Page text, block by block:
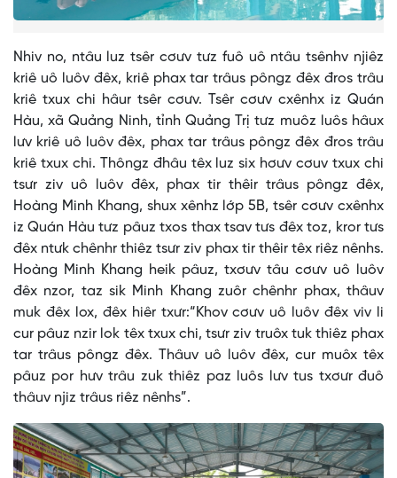
Nhiv no, ntâu luz tsêr cơưv tưz fuô uô ntâu tsênhv njiêz
kriê uô luôv đêx, kriê phax tar trâus pôngz đêx đros trâu
kriê txux chi hâur tsêr cơưv. Tsêr cơưv cxênhx iz Quán
Hàu, xã Quảng Ninh, tỉnh Quảng Trị tưz muôz luôs hâux
lưv kriê uô luôv đêx, phax tar trâus pôngz đêx đros trâu
kriê txux chi. Thôngz đhâu têx luz six hơưv cơuv txux chi
tsưr ziv uô luôv đêx, phax tir thêir trâus pôngz đêx,
Hoàng Minh Khang, shux xênhz lớp 5B, tsêr cơưv cxênhx
iz Quán Hàu tưz pâuz txos thax tsav tưs đêx toz, kror tưs
đêx ntưk chênhr thiêz tsưr ziv phax tir thêir têx riêz nênhs.
Hoàng Minh Khang heik pâuz, txơưv tâu cơưv uô luôv
đêx nzor, taz sik Minh Khang zuôr chênhr phax, thâuv
muk đêx lox, đêx hiêr txưr:“Khov cơưv uô luôv đêx viv li
cur pâuz nzir lok têx txux chi, tsưr ziv truôx tuk thiêz phax
tar trâus pôngz đêx. Thâuv uô luôv đêx, cur muôx têx
pâuz por hưv trâu zuk thiêz paz luôs lưv tus txơưr đuô
thâuv njiz trâus riêz nênhs”.